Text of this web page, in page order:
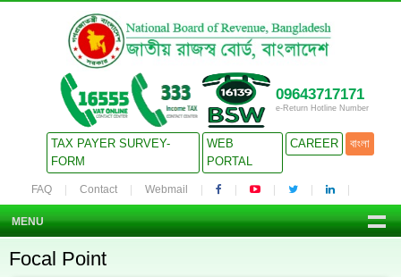
09643717171
e-Return Hotline Number
TAX PAYER SURVEY-
FORM
WEB
PORTAL
CAREER বাংলা
FAQ Contact Webmail
MENU
Focal Point